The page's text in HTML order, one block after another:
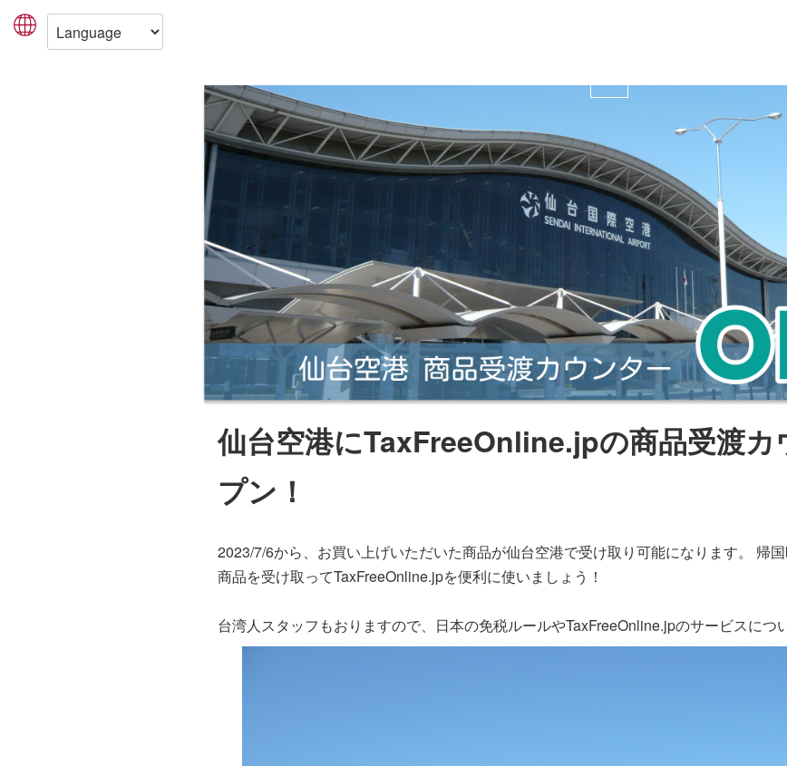
仙台空港にTaxFreeOnline.jpの商品受渡
プン！
2023/7/6から、お買い上げいただいた商品が仙台空港で受け取り可能になります。 帰
商品を受け取ってTaxFreeOnline.jpを便利に使いましょう！
台湾人スタッフもおりますので、日本の免税ルールやTaxFreeOnline.jpのサービスにつ